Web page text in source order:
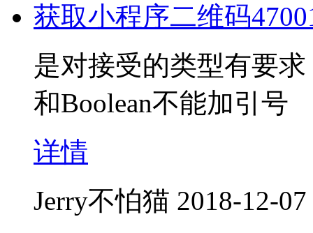
获取小程序二维码
是对接受的类型有要
和Boolean不能加引号
详情
Jerry不怕猫 2018-12-